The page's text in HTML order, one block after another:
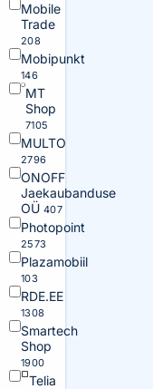
Mobile
Trade
208
Mobipunkt
146
MT
Shop
7105
MULTO
2796
ONOFF
Jaekaubanduse
OÜ 407
Photopoint
2573
Plazamobiil
103
RDE.EE
1308
Smartech
Shop
1900
Telia